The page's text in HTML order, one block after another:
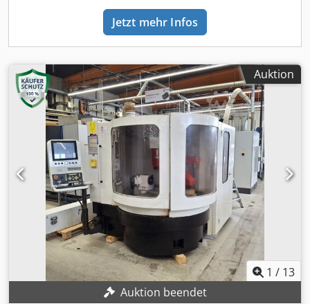
Ejrf Zubehör: -feste Spitze L=180mm -feste Spitze
L=300mm -div. Schaftschleifer -div. Spann- und Hilfsmittel
Jetzt mehr Infos
Auktion
1 / 13
Auktion beendet